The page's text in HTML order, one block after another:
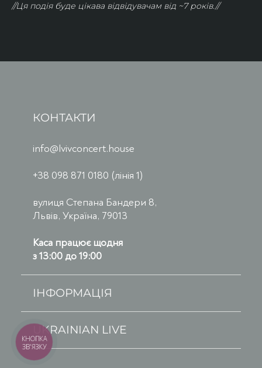
//Ця подія буде цікава відвідувачам від ~7 років.//
КОНТАКТИ
info@lvivconcert.house
+38 098 871 0180 (лінія 1)
вулиця Степана Бандери 8,
Львів, Україна, 79013
Каса працює щодня
з 13:00 до 19:00
ІНФОРМАЦІЯ
UKRAINIAN LIVE
КНОПКА
ЗВ'ЯЗКУ